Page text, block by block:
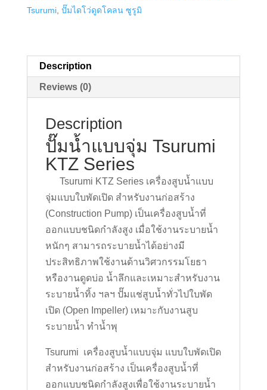
Tsurumi, ปั๊มไดโว่ดูดโคลน ซูรูมิ
Description
Reviews (0)
Description
ปั๊มน้ำแบบจุ่ม Tsurumi
KTZ Series
Tsurumi KTZ Series เครื่องสูบน้ำแบบ
จุ่มแบบใบพัดเปิด สำหรับงานก่อสร้าง
(Construction Pump) เป็นเครื่องสูบน้ำที่
ออกแบบชนิดกำลังสูง เมื่อใช้งานระบายน้ำ
หนักๆ สามารถระบายน้ำได้อย่างมี
ประสิทธิภาพใช้งานด้านวิศวกรรมโยธา
หรืองานดูดบ่อ น้ำลึกและเหมาะสำหรับงาน
ระบายน้ำทิ้ง ฯลฯ ปั๊มแช่สูบน้ำทั่วไปใบพัด
เปิด (Open Impeller) เหมาะกับงานสูบ
ระบายน้ำ ทำน้ำพุ
Tsurumi เครื่องสูบน้ำแบบจุ่ม แบบใบพัดเปิด
สำหรับงานก่อสร้าง เป็นเครื่องสูบน้ำที่
ออกแบบชนิดกำลังสูงเพื่อใช้งานระบายน้ำ